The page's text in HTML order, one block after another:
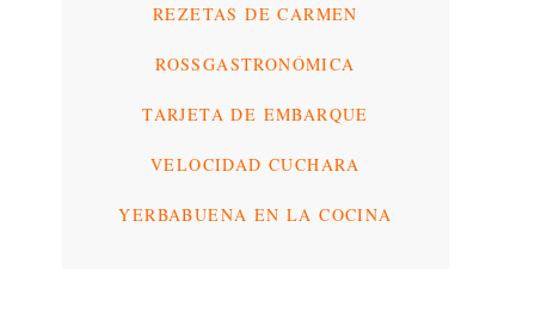
REZETAS DE CARMEN
ROSSGASTRONÓMICA
TARJETA DE EMBARQUE
VELOCIDAD CUCHARA
YERBABUENA EN LA COCINA